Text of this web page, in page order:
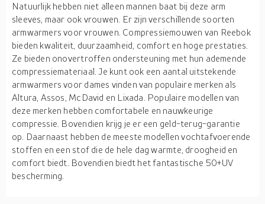
Natuurlijk hebben niet alleen mannen baat bij deze arm
sleeves, maar ook vrouwen. Er zijn verschillende soorten
armwarmers voor vrouwen. Compressiemouwen van Reebok
bieden kwaliteit, duurzaamheid, comfort en hoge prestaties.
Ze bieden onovertroffen ondersteuning met hun ademende
compressiemateriaal. Je kunt ook een aantal uitstekende
armwarmers voor dames vinden van populaire merken als
Altura, Assos, McDavid en Lixada. Populaire modellen van
deze merken hebben comfortabele en nauwkeurige
compressie. Bovendien krijg je er een geld-terug-garantie
op. Daarnaast hebben de meeste modellen vochtafvoerende
stoffen en een stof die de hele dag warmte, droogheid en
comfort biedt. Bovendien biedt het fantastische 50+UV
bescherming.